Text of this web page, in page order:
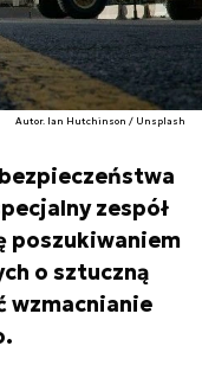
Autor. Ian Hutchinson / Unsplash
zespół
poszukiwaniem
o sztuczną
wzmacnianie